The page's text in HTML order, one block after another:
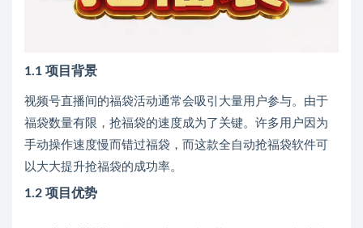
1.1 项目背景
视频号直播间的福袋活动通常会吸引大量用户参与。由于
福袋数量有限，抢福袋的速度成为了关键。许多用户因为
手动操作速度慢而错过福袋，而这款全自动抢福袋软件可
以大大提升抢福袋的成功率。
1.2 项目优势